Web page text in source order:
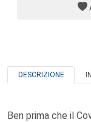
DESCRIZIONE
Ben prima che il